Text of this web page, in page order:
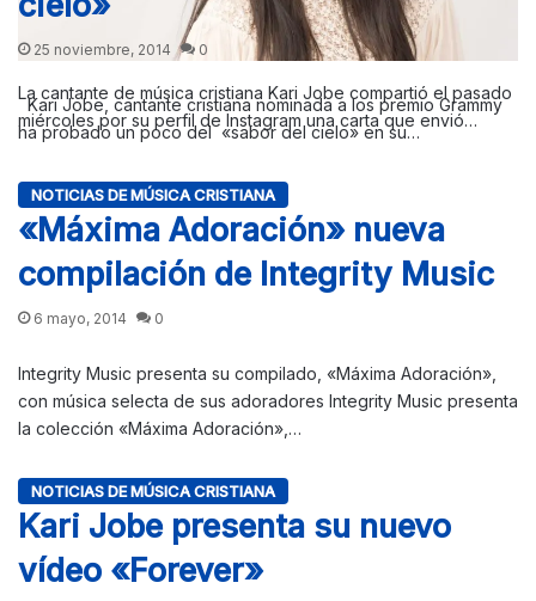
La cantante de música cristiana Kari Jobe compartió el pasado
miércoles por su perfil de Instagram una carta que envió…
25 noviembre, 2014 0
Kari Jobe, cantante cristiana nominada a los premio Grammy
ha probado un poco del «sabor del cielo» en su…
NOTICIAS DE MÚSICA CRISTIANA
«Máxima Adoración» nueva
compilación de Integrity Music
6 mayo, 2014 0
Integrity Music presenta su compilado, «Máxima Adoración»,
con música selecta de sus adoradores Integrity Music presenta
la colección «Máxima Adoración»,…
NOTICIAS DE MÚSICA CRISTIANA
Kari Jobe presenta su nuevo
vídeo «Forever»